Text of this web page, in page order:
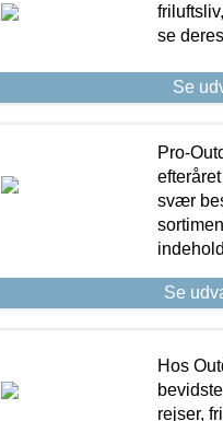
se
Se
Pro-
svær
Se
Hos
rejser,